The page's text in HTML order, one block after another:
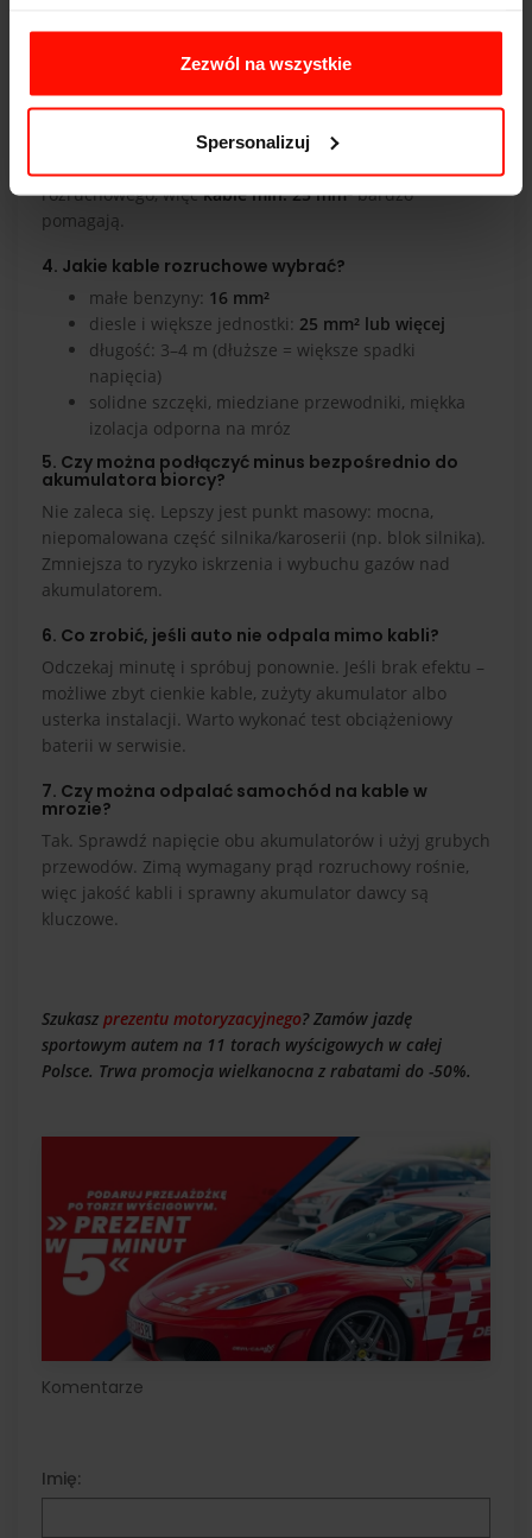
Zezwól na wszystkie
Spersonalizuj
stan akumulatora testerem.
Można, ale korzystaj z dawcy o podobnej lub większej
pojemności (najlepiej również diesel). Silniki
wysokoprężne wymagają wyższego prądu
rozruchowego, więckable min. 25 mm²bardzo
pomagają.
4. Jakie kable rozruchowe wybrać?
małe benzyny: 16 mm²
diesle i większe jednostki: 25 mm² lub więcej
długość: 3–4 m (dłuższe = większe spadki
napięcia)
solidne szczęki, miedziane przewodniki, miękka
izolacja odporna na mróz
5. Czy można podłączyć minus bezpośrednio do
akumulatora biorcy?
Nie zaleca się. Lepszy jest punkt masowy: mocna,
niepomalowana część silnika/karoserii (np. blok silnika).
Zmniejsza to ryzyko iskrzenia i wybuchu gazów nad
akumulatorem.
6. Co zrobić, jeśli auto nie odpala mimo kabli?
Odczekaj minutę i spróbuj ponownie. Jeśli brak efektu –
możliwe zbyt cienkie kable, zużyty akumulator albo
usterka instalacji. Warto wykonać test obciążeniowy
baterii w serwisie.
7. Czy można odpalać samochód na kable w
mrozie?
Tak. Sprawdź napięcie obu akumulatorów i użyj grubych
przewodów. Zimą wymagany prąd rozruchowy rośnie,
więc jakość kabli i sprawny akumulator dawcy są
kluczowe.
Szukasz prezentu motoryzacyjnego? Zamów jazdę
sportowym autem na 11 torach wyścigowych w całej
Polsce. Trwa promocja wielkanocna z rabatami do -50%.
Komentarze
Imię: